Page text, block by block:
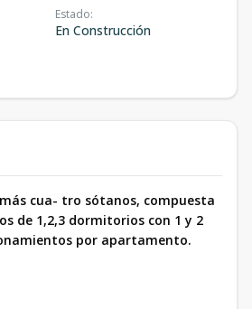
Estado:
En Construcción
cua- tro sótanos, compuesta
de 1,2,3 dormitorios con 1 y 2
por apartamento.